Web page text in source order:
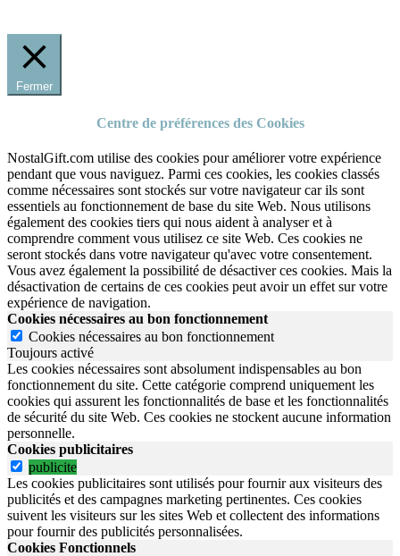
Fermer
Centre de préférences des Cookies
NostalGift.com utilise des cookies pour améliorer votre expérience
pendant que vous naviguez. Parmi ces cookies, les cookies classés
comme nécessaires sont stockés sur votre navigateur car ils sont
essentiels au fonctionnement de base du site Web. Nous utilisons
également des cookies tiers qui nous aident à analyser et à
comprendre comment vous utilisez ce site Web. Ces cookies ne
seront stockés dans votre navigateur qu'avec votre consentement.
Vous avez également la possibilité de désactiver ces cookies. Mais la
désactivation de certains de ces cookies peut avoir un effet sur votre
expérience de navigation.
Cookies nécessaires au bon fonctionnement
Cookies nécessaires au bon fonctionnement
Toujours activé
Les cookies nécessaires sont absolument indispensables au bon
fonctionnement du site. Cette catégorie comprend uniquement les
cookies qui assurent les fonctionnalités de base et les fonctionnalités
de sécurité du site Web. Ces cookies ne stockent aucune information
personnelle.
Cookies publicitaires
publicite
Les cookies publicitaires sont utilisés pour fournir aux visiteurs des
publicités et des campagnes marketing pertinentes. Ces cookies
suivent les visiteurs sur les sites Web et collectent des informations
pour fournir des publicités personnalisées.
Cookies Fonctionnels